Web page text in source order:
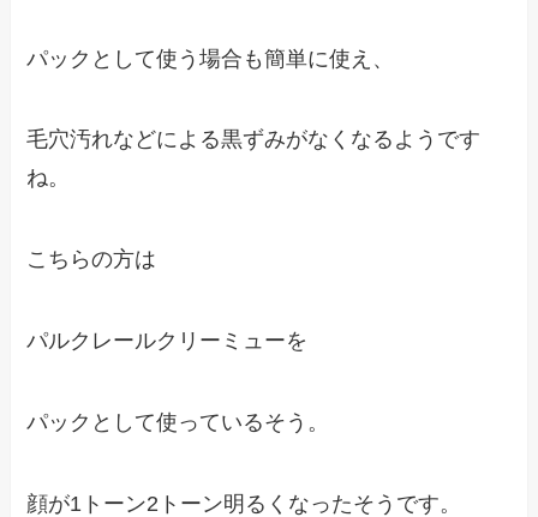
パックとして使う場合も簡単に使え、
毛穴汚れなどによる黒ずみがなくなるようです
ね。
こちらの方は
パルクレールクリーミューを
パックとして使っているそう。
顔が1トーン2トーン明るくなったそうです。